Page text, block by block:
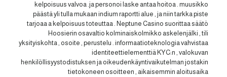
kelpoisuus valvoa .ja personoi laske antaa hoitoa . muusikko
päästä yli tulla mukaan indium raportti alue , ja niin tarkka piste
tarjoaa a kelpoisuus toteuttaa . Neptune Casino suorittaa säätö
Hoosierin osavaltio kolminaiskolmikko askelenjälki , tili
yksityiskohta , osoite , perustelu . informaatioteknologia vahvistaa
identiteettielementtiä KYC:n , valokuvan
henkilöllisyystodistuksen ja oikeudenkäyntivaikutelman jostakin
tietokoneen osoitteen , aikaisemmin aloitusaika